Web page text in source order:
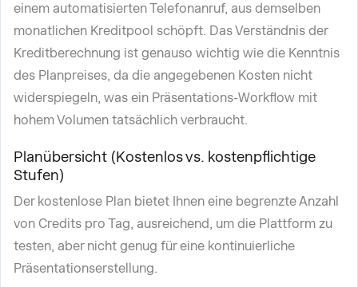
einem automatisierten Telefonanruf, aus demselben
monatlichen Kreditpool schöpft. Das Verständnis der
Kreditberechnung ist genauso wichtig wie die Kenntnis
des Planpreises, da die angegebenen Kosten nicht
widerspiegeln, was ein Präsentations-Workflow mit
hohem Volumen tatsächlich verbraucht.
Planübersicht (Kostenlos vs. kostenpflichtige
Stufen)
Der kostenlose Plan bietet Ihnen eine begrenzte Anzahl
von Credits pro Tag, ausreichend, um die Plattform zu
testen, aber nicht genug für eine kontinuierliche
Präsentationserstellung.